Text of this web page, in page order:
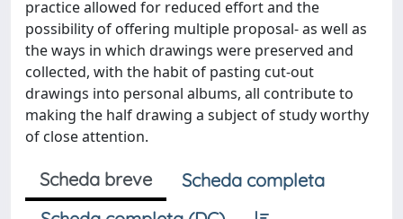
practice allowed for reduced effort and the
possibility of offering multiple proposal- as well as
the ways in which drawings were preserved and
collected, with the habit of pasting cut-out
drawings into personal albums, all contribute to
making the half drawing a subject of study worthy
of close attention.
Scheda breve
Scheda completa